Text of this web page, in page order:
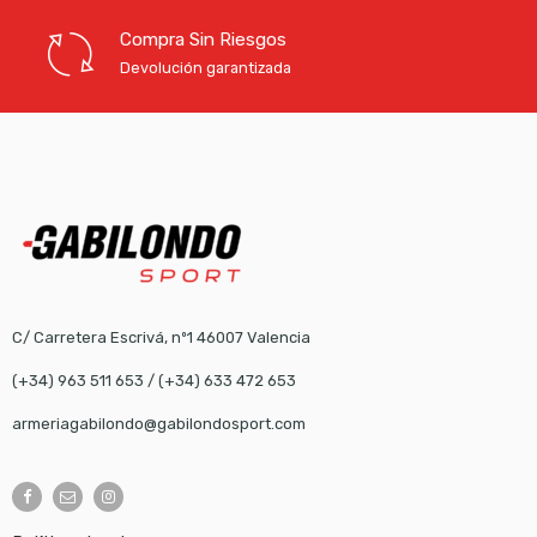
Compra Sin Riesgos
Devolución garantizada
C/ Carretera Escrivá, nº1 46007 Valencia
(+34) 963 511 653 / (+34) 633 472 653
armeriagabilondo@gabilondosport.com